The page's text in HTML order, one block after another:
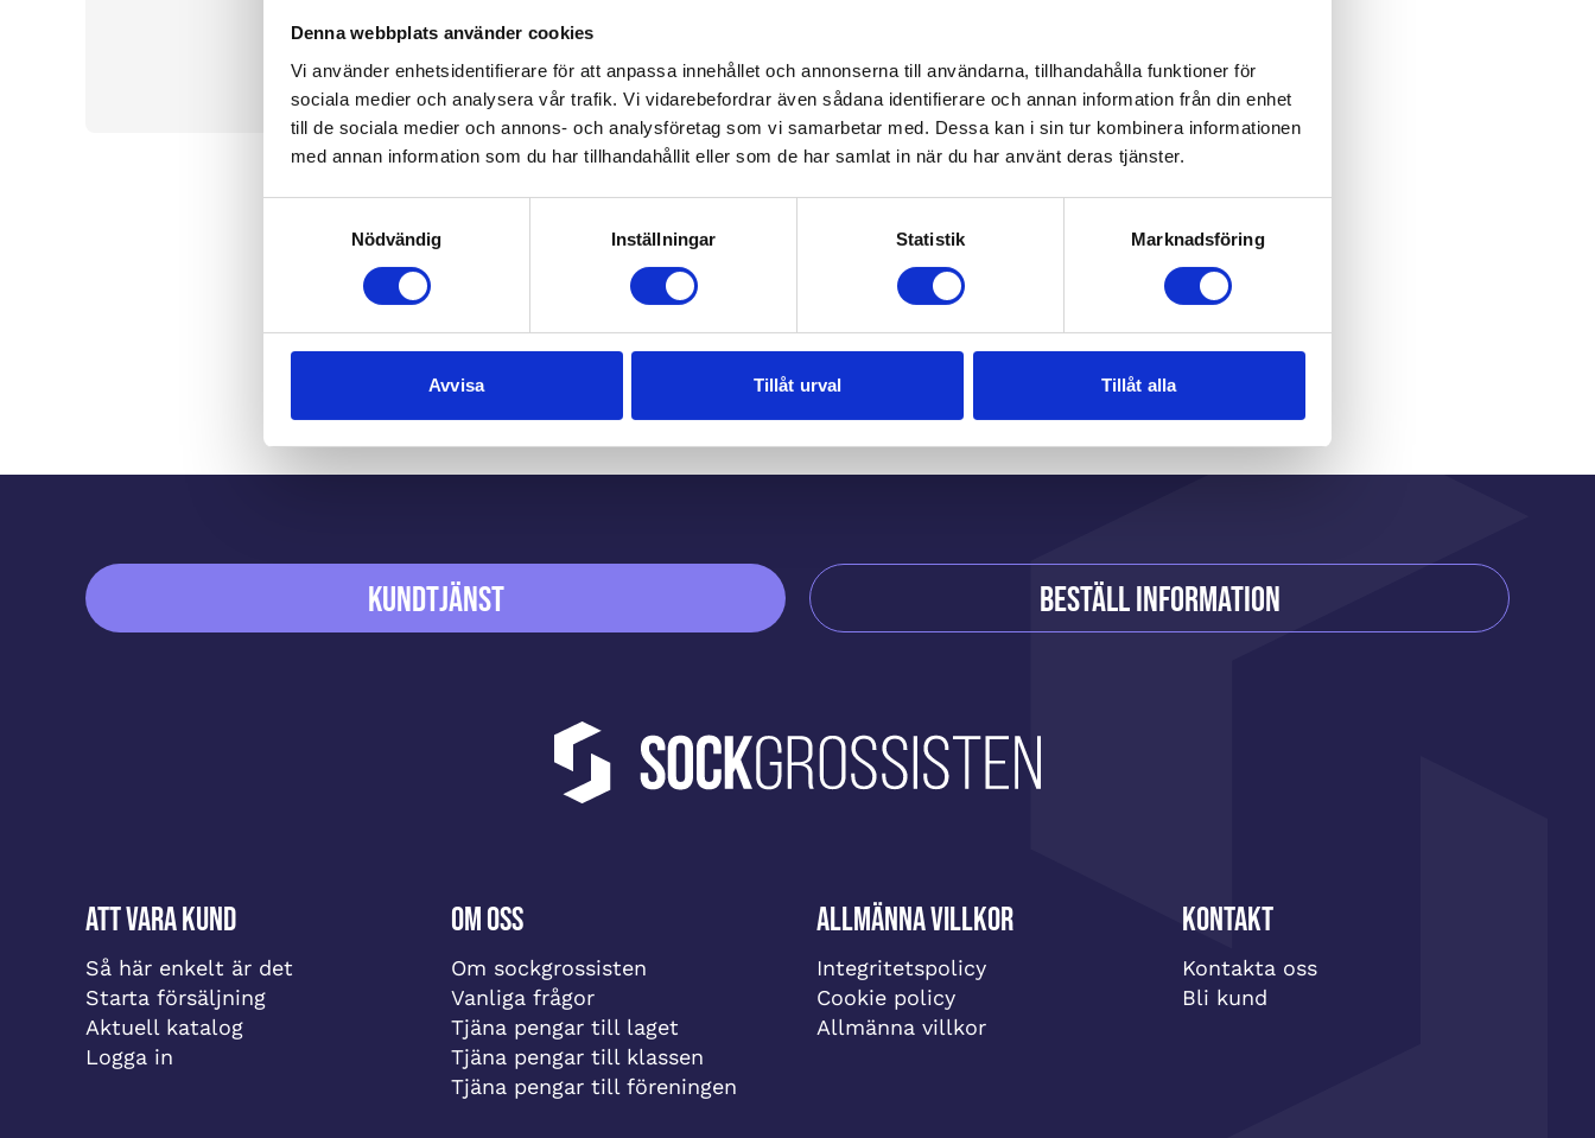
Denna webbplats använder cookies
Vi använder enhetsidentifierare för att anpassa innehållet och annonserna till användarna, tillhandahålla funktioner för
sociala medier och analysera vår trafik. Vi vidarebefordrar även sådana identifierare och annan information från din enhet
till de sociala medier och annons- och analysföretag som vi samarbetar med. Dessa kan i sin tur kombinera informationen
med annan information som du har tillhandahållit eller som de har samlat in när du har använt deras tjänster.
Nödvändig
Inställningar Statistik Marknadsföring
Avvisa Tillåt urval Tillåt alla
Du kanske också gillar
Kundtjänst Beställ information
Att vara kund
Så här enkelt är det
Starta försäljning
Aktuell katalog
Logga in
Om oss
Om sockgrossisten
Vanliga frågor
Tjäna pengar till laget
Tjäna pengar till klassen
Tjäna pengar till föreningen
Allmänna villkor
Integritetspolicy
Cookie policy
Allmänna villkor
Kontakt
Kontakta oss
Bli kund